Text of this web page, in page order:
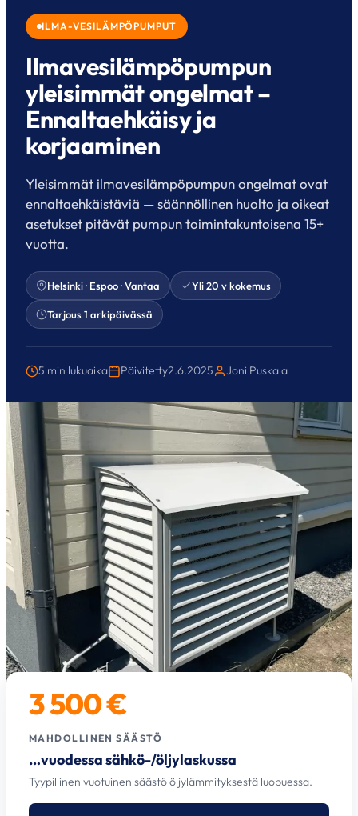
ILMA-VESILÄMPÖPUMPUT
Ilmavesilämpöpumpun
yleisimmät ongelmat –
Ennaltaehkäisy ja
korjaaminen
Yleisimmät ilmavesilämpöpumpun ongelmat ovat
ennaltaehkäistäviä — säännöllinen huolto ja oikeat
asetukset pitävät pumpun toimintakuntoisena 15+
vuotta.
Helsinki · Espoo · Vantaa Yli 20 v kokemus
Tarjous 1 arkipäivässä
5 min lukuaika Päivitetty2.6.2025 Joni Puskala
3 500 €
MAHDOLLINEN SÄÄSTÖ
…vuodessa sähkö-/öljylaskussa
Tyypillinen vuotuinen säästö öljylämmityksestä luopuessa.